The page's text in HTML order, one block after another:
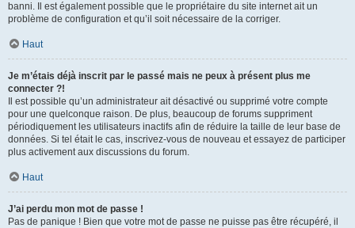
banni. Il est également possible que le propriétaire du site internet ait un
problème de configuration et qu’il soit nécessaire de la corriger.
Haut
Je m’étais déjà inscrit par le passé mais ne peux à présent plus me
connecter ?!
Il est possible qu’un administrateur ait désactivé ou supprimé votre compte
pour une quelconque raison. De plus, beaucoup de forums suppriment
périodiquement les utilisateurs inactifs afin de réduire la taille de leur base de
données. Si tel était le cas, inscrivez-vous de nouveau et essayez de participer
plus activement aux discussions du forum.
Haut
J’ai perdu mon mot de passe !
Pas de panique ! Bien que votre mot de passe ne puisse pas être récupéré, il